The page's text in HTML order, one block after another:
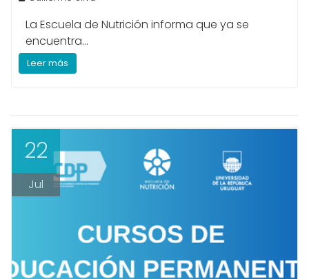
La Escuela de Nutrición informa que ya se
encuentra...
Leer más
22
Jul